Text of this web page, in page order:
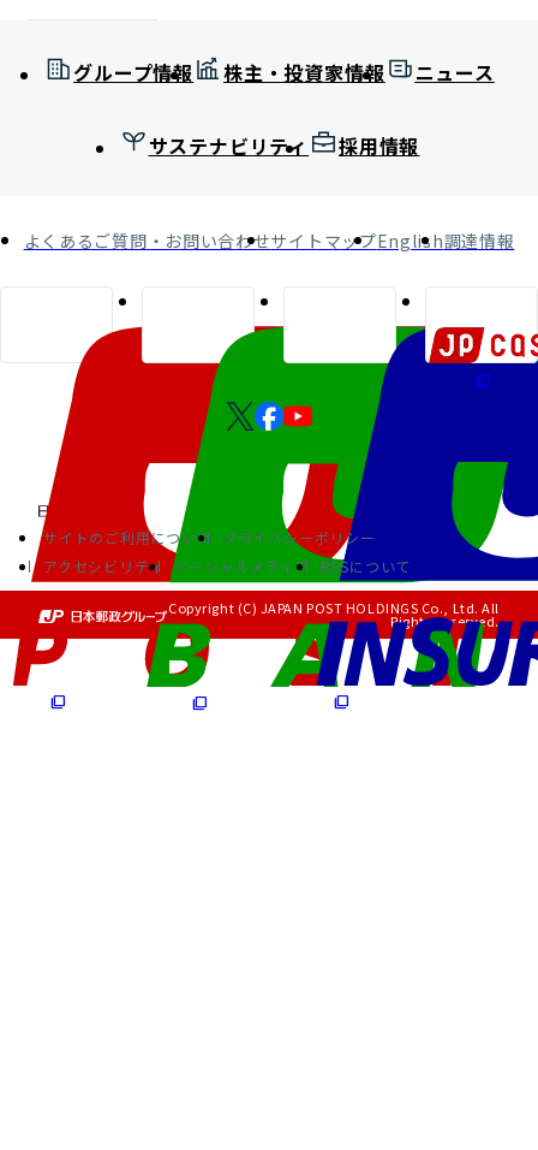
グループ情報 株主・投資家情報 ニュース
サステナビリティ 採用情報
よくあるご質問・お問い合わせサイトマップEnglish調達情報
サイトのご利用について
プライバシーポリシー
アクセシビリティ
ソーシャルメディア RSSについて
Copyright (C) JAPAN POST HOLDINGS Co., Ltd. All
Rights Reserved.